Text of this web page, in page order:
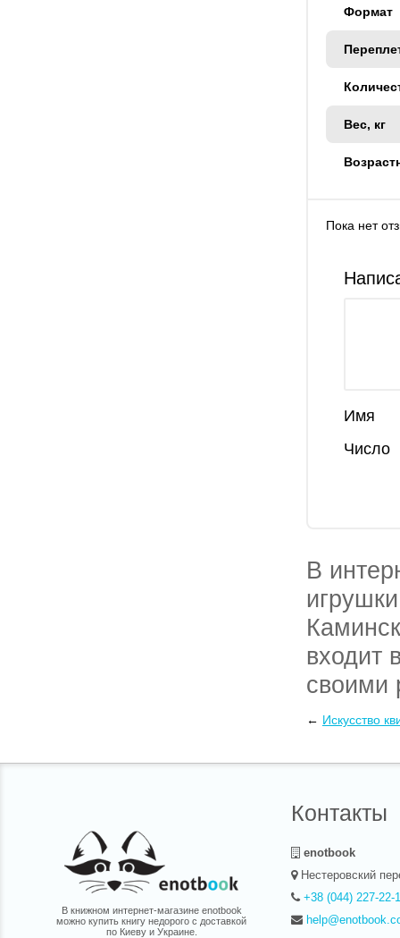
Формат
Вес, кг
Пока нет
Имя
Число
В
входит
своими
вес
← Искусство
В книжном интернет-магазине enotbook
можно купить книгу недорого с доставкой
по Киеву и Украине.
Контакты
enotbook
Нестеровский
+38 (044) 227-22-